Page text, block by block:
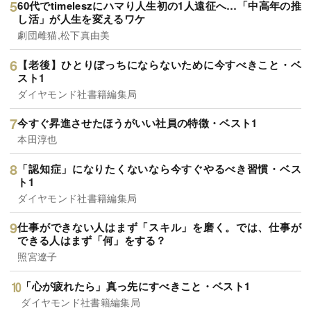
60代でtimeleszにハマり人生初の1人遠征へ…「中高年の推
し活」が人生を変えるワケ
劇団雌猫,松下真由美
【老後】ひとりぼっちにならないために今すべきこと・ベ
スト1
ダイヤモンド社書籍編集局
今すぐ昇進させたほうがいい社員の特徴・ベスト1
本田淳也
「認知症」になりたくないなら今すぐやるべき習慣・ベス
ト1
ダイヤモンド社書籍編集局
仕事ができない人はまず「スキル」を磨く。では、仕事が
できる人はまず「何」をする？
照宮遼子
「心が疲れたら」真っ先にすべきこと・ベスト1
ダイヤモンド社書籍編集局